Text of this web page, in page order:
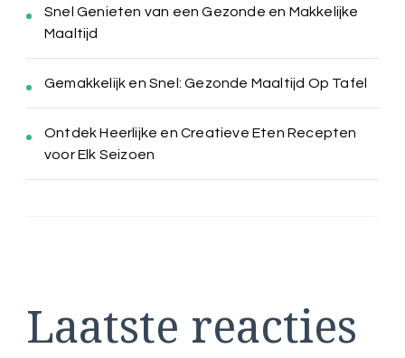
Snel Genieten van een Gezonde en Makkelijke
Maaltijd
Gemakkelijk en Snel: Gezonde Maaltijd Op Tafel
Ontdek Heerlijke en Creatieve Eten Recepten
voor Elk Seizoen
Laatste reacties